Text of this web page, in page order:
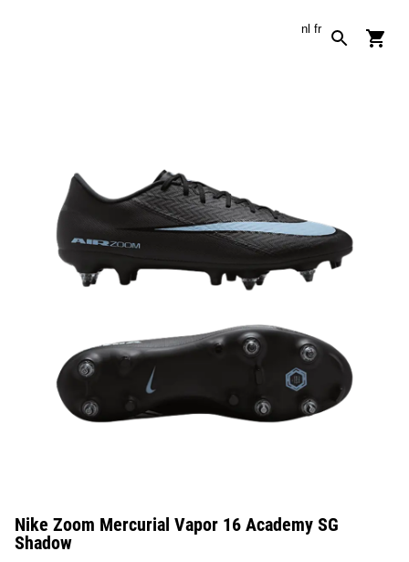
nl fr
Nike Zoom Mercurial Vapor 16 Academy SG
Shadow